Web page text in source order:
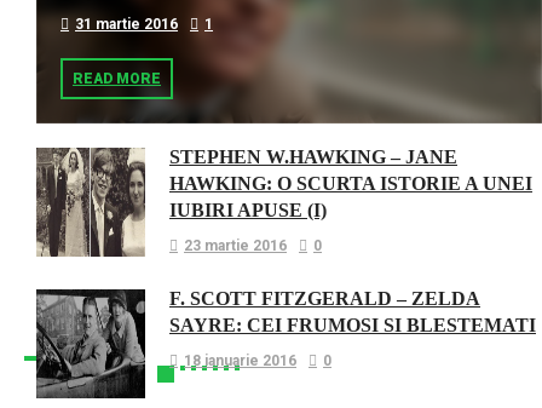
31 martie 2016 1
READ MORE
STEPHEN W.HAWKING – JANE
HAWKING: O SCURTA ISTORIE A UNEI
IUBIRI APUSE (I)
23 martie 2016 0
F. SCOTT FITZGERALD – ZELDA
SAYRE: CEI FRUMOSI SI BLESTEMATI
18 ianuarie 2016 0